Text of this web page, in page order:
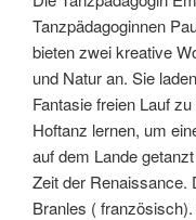
Tanzpädagoginnen
bieten zwei kreative
und Natur an. Sie
Fantasie freien Lauf
Hoftanz lernen, um
auf dem Lande
Zeit der Renaissance.
Branles (